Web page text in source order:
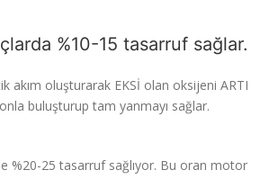
%10-15 tasarruf sağlar.
akım oluşturarak EKSİ olan oksijeni ARTI
buluşturup tam yanmayı sağlar.
%20-25 tasarruf sağlıyor. Bu oran motor